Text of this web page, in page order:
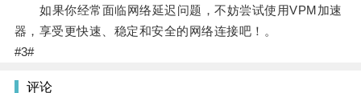
如果你经常面临网络延迟问题，不妨尝试使用VPM加速
器，享受更快速、稳定和安全的网络连接吧！。
#3#
评论